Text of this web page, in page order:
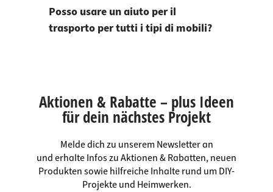
Posso usare un aiuto per il
trasporto per tutti i tipi di mobili?
Aktionen & Rabatte – plus Ideen
für dein nächstes Projekt
Melde dich zu unserem Newsletter an
und erhalte Infos zu Aktionen & Rabatten, neuen
Produkten sowie hilfreiche Inhalte rund um DIY-
Projekte und Heimwerken.